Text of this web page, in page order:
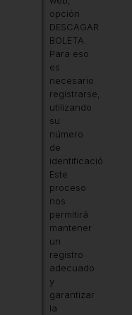
opción
DESCAGAR
BOLETA.
Para eso
es
necesario
registrarse,
utilizando
su
número
de
identificación.
Este
proceso
nos
permitirá
mantener
un
registro
adecuado
y
garantizar
la